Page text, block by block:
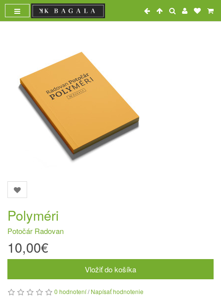
Polyméri
Potočár Radovan
10,00€
Vložiť do košíka
0 hodnotení/Napísať hodnotenie